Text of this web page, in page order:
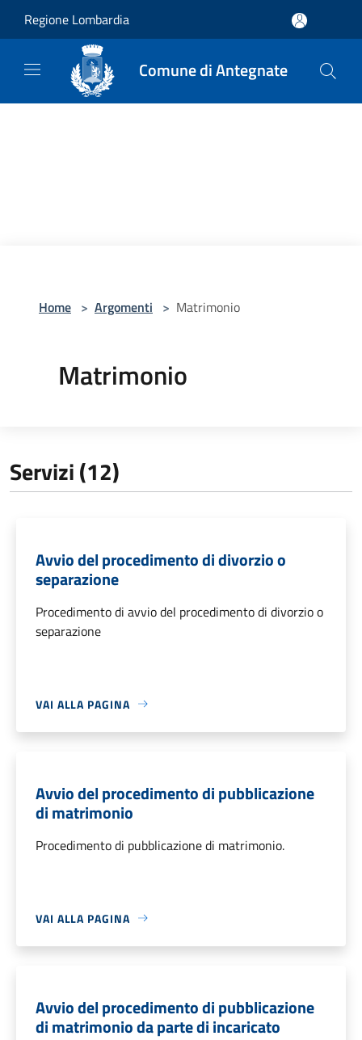
Regione Lombardia
Comune di Antegnate
Home > Argomenti > Matrimonio
Matrimonio
Servizi (12)
Avvio del procedimento di divorzio o
separazione
Procedimento di avvio del procedimento di divorzio o
separazione
VAI ALLA PAGINA
Avvio del procedimento di pubblicazione
di matrimonio
Procedimento di pubblicazione di matrimonio.
VAI ALLA PAGINA
Avvio del procedimento di pubblicazione
di matrimonio da parte di incaricato